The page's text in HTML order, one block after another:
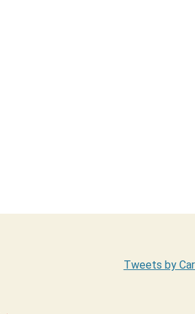
Tweets by